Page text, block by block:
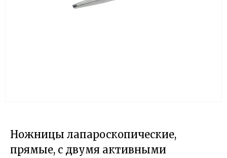
Ножницы лапароскопические,
прямые, с двумя активными